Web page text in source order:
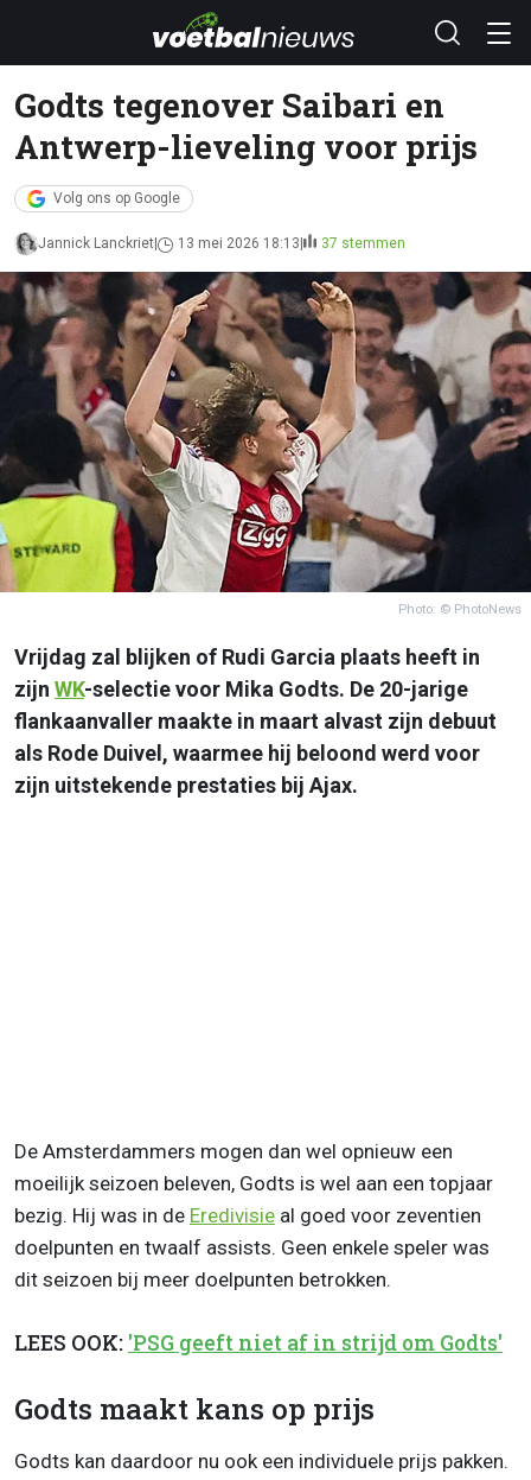
Godts tegenover Saibari en
Antwerp-lieveling voor prijs
Volg ons op Google
Jannick Lanckriet 13 mei 2026 18:13 37 stemmen
Photo: © PhotoNews
Vrijdag zal blijken of Rudi Garcia plaats heeft in
zijn WK-selectie voor Mika Godts. De 20-jarige
flankaanvaller maakte in maart alvast zijn debuut
als Rode Duivel, waarmee hij beloond werd voor
zijn uitstekende prestaties bij Ajax.
De Amsterdammers mogen dan wel opnieuw een
moeilijk seizoen beleven, Godts is wel aan een topjaar
bezig. Hij was in de Eredivisie al goed voor zeventien
doelpunten en twaalf assists. Geen enkele speler was
dit seizoen bij meer doelpunten betrokken.
LEES OOK: 'PSG geeft niet af in strijd om Godts'
Godts maakt kans op prijs
Godts kan daardoor nu ook een individuele prijs pakken.